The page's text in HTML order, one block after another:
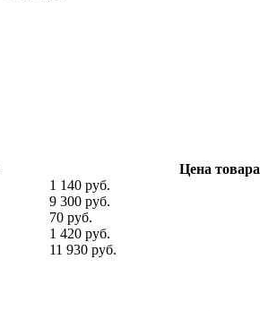
Цена товара
1 140 руб.
9 300 руб.
70 руб.
1 420 руб.
11 930 руб.